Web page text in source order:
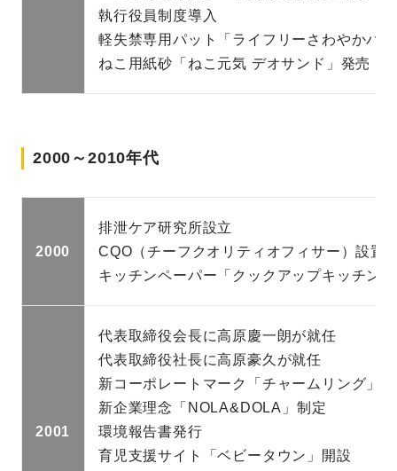
執行役員制度導入
軽失禁専用パット「ライフリーさわやかパ
ねこ用紙砂「ねこ元気 デオサンド」発売
2000～2010年代
2000
排泄ケア研究所設立
CQO（チーフクオリティオフィサー）設置
キッチンペーパー「クックアップキッチン
2001
代表取締役会長に高原慶一朗が就任
代表取締役社長に高原豪久が就任
新コーポレートマーク「チャームリング」
新企業理念「NOLA&DOLA」制定
環境報告書発行
育児支援サイト「ベビータウン」開設